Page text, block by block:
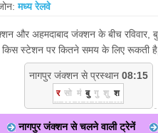
मध्य रेलवे
और अहमदाबाद जंक्शन के बीच रविवार,
किस स्टेशन पर कितने समय के लिए रूकती
नागपुर जंक्शन से प्रस्थान 08:15
र सो मं बु गु शु श
नागपुर जंक्शन से चलने वाली ट्रेनें